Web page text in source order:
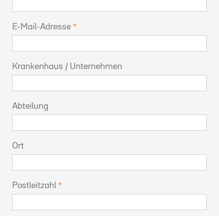
E-Mail-Adresse
Krankenhaus / Unternehmen
Abteilung
Ort
Postleitzahl